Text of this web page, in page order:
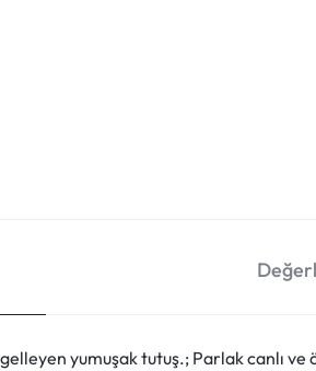
yumuşak tutuş.; Parlak canlı ve